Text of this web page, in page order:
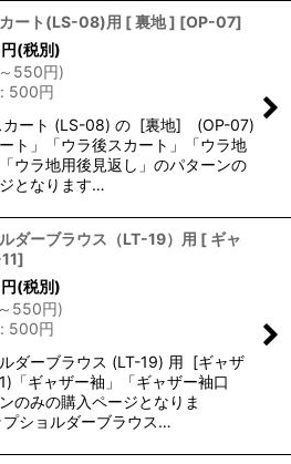
ート(LS-08)用 [ 裏地 ] [OP-07]
円(税別)
～550円)
: 500円
カート (LS-08) の [裏地] (OP-07)
ート」「ウラ後スカート」「ウラ地
ウラ地用後見返し」のパターンの
となります…
ダーブラウス（LT-19）用 [ ギャ
]
円(税別)
～550円)
: 500円
ダーブラウス (LT-19) 用 [ギャザ
ギャザー袖」「ギャザー袖口
のみの購入ページとなりま
ショルダーブラウス…